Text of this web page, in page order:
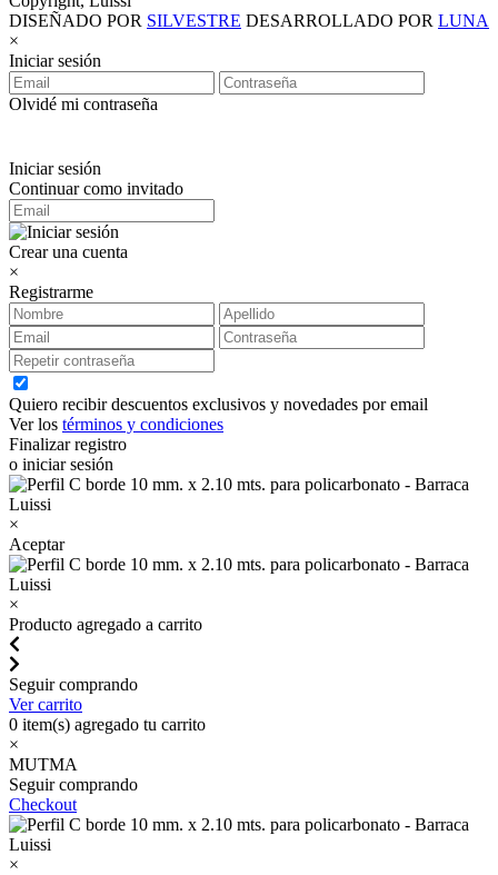
DISEÑADO POR SILVESTRE DESARROLLADO POR LUNA
×
Iniciar sesión
Olvidé mi contraseña
Iniciar sesión
Continuar como invitado
Crear una cuenta
×
Registrarme
Quiero recibir descuentos exclusivos y novedades por email
Ver los términos y condiciones
Finalizar registro
o iniciar sesión
×
Aceptar
×
Producto agregado a carrito
Seguir comprando
Ver carrito
0 item(s) agregado tu carrito
×
MUTMA
Seguir comprando
Checkout
×